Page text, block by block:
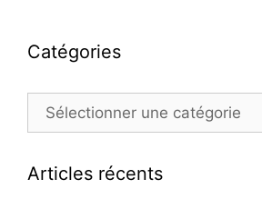
Catégories
Catégories
Articles récents